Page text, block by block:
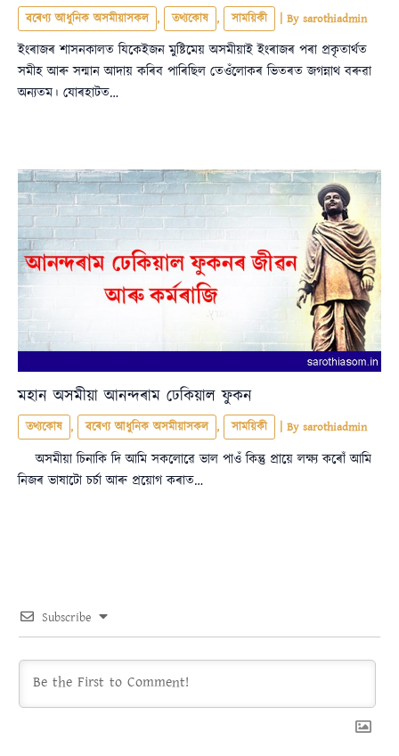
বৰেণ্য আধুনিক অসমীয়াসকল , তথ্যকোষ , সাময়িকী | By sarothiadmin
ইংৰাজৰ শাসনকালত যিকেইজন মুষ্টিমেয় অসমীয়াই ইংৰাজৰ পৰা প্ৰকৃতাৰ্থত
সমীহ আৰু সন্মান আদায় কৰিব পাৰিছিল তেওঁলোকৰ ভিতৰত জগন্নাথ বৰুৱা
অন্যতম। যোৰহাটত…
মহান অসমীয়া আনন্দৰাম ঢেকিয়াল ফুকন
তথ্যকোষ , বৰেণ্য আধুনিক অসমীয়াসকল , সাময়িকী | By sarothiadmin
অসমীয়া চিনাকি দি আমি সকলোৱে ভাল পাওঁ কিন্তু প্ৰায়ে লক্ষ্য কৰোঁ আমি
নিজৰ ভাষাটো চৰ্চা আৰু প্ৰয়োগ কৰাত…
Subscribe